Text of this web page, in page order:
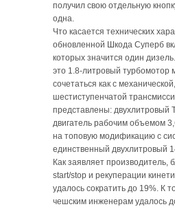
получил свою отдельную
одна.
Что касается технических
обновленной Шкода Суперб
которых значится один
это 1.8-литровый
сочетаться как с
шестиступенчатой
представлены: двухлитровый
двигатель рабочим объемом
на топовую модификацию с
единственный двухлитровый
Как заявляет производитель,
start/stop и рекуперации
удалось сократить до 19%. К
чешским инженерам удалось